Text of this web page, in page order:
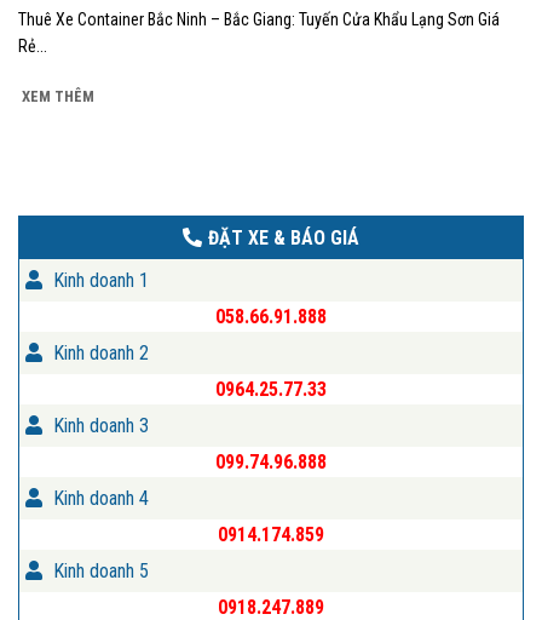
Thuê Xe Container Bắc Ninh – Bắc Giang: Tuyến Cửa Khẩu Lạng Sơn Giá
Rẻ...
XEM THÊM
ĐẶT XE & BÁO GIÁ
Kinh doanh 1
058.66.91.888
Kinh doanh 2
0964.25.77.33
Kinh doanh 3
099.74.96.888
Kinh doanh 4
0914.174.859
Kinh doanh 5
0918.247.889